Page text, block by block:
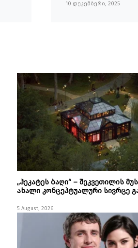
10 დეკემბერი, 2025
„ჰეკატეს ბაღი“ – შეკვეთილის
ახალი კონცეპტუალური სივრცე
5 August, 2026